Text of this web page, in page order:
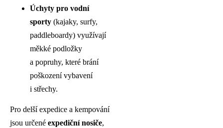
Úchyty pro vodní
sporty (kajaky, surfy,
paddleboardy) využívají
měkké podložky
a popruhy, které brání
poškození vybavení
i střechy.
Pro delší expedice a kempování
jsou určené expediční nosiče,